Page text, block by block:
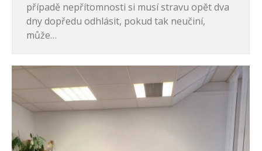
případě nepřítomnosti si musí stravu opět dva
dny dopředu odhlásit, pokud tak neučiní,
může…